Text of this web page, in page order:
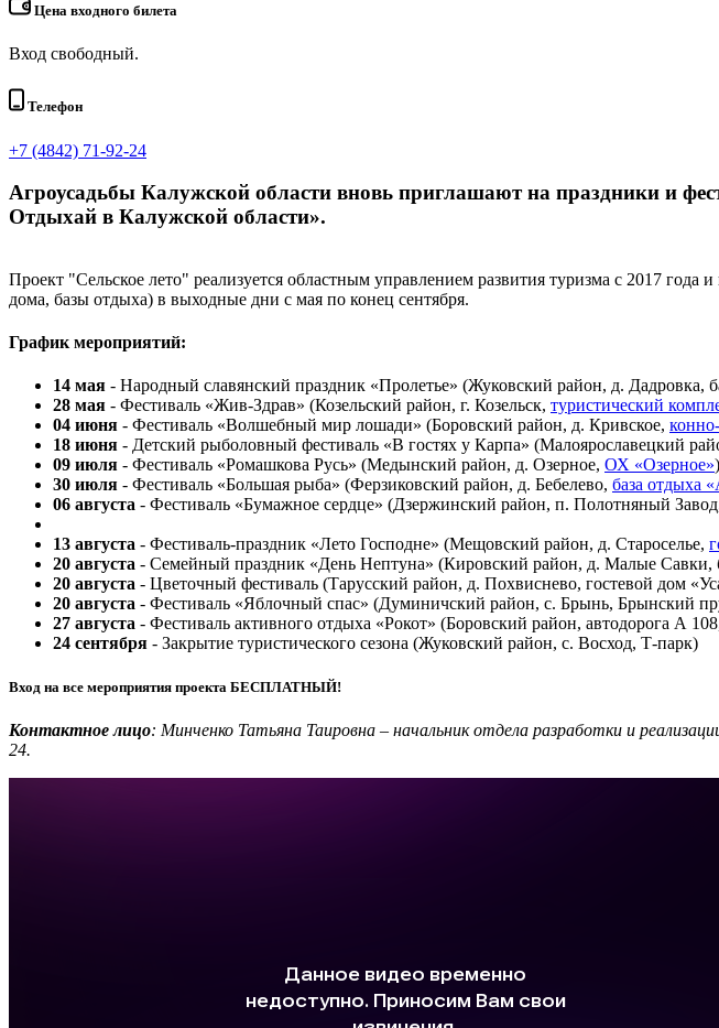
Цена входного билета
Вход свободный.
Телефон
+7 (4842) 71-92-24
Агроусадьбы Калужской области вновь приглашают на праздники и
Отдыхай в Калужской области».
Проект "Сельское лето" реализуется областным управлением развития туризма с 2017 года
дома, базы отдыха) в выходные дни с мая по конец сентября.
График мероприятий:
14 мая - Народный славянский праздник «Пролетье» (Жуковский район, д. Дадровка,
28 мая - Фестиваль «Жив-Здрав» (Козельский район, г. Козельск, туристический
04 июня - Фестиваль «Волшебный мир лошади» (Боровский район, д. Кривское,
18 июня - Детский рыболовный фестиваль «В гостях у Карпа» (Малоярославецкий
09 июля - Фестиваль «Ромашкова Русь» (Медынский район, д. Озерное, ОХ «Озерное»)
30 июля - Фестиваль «Большая рыба» (Ферзиковский район, д. Бебелево, база отдыха
06 августа - Фестиваль «Бумажное сердце» (Дзержинский район, п. Полотняный
13 августа - Фестиваль-праздник «Лето Господне» (Мещовский район, д. Староселье,
20 августа - Семейный праздник «День Нептуна» (Кировский район, д. Малые Савки,
20 августа - Цветочный фестиваль (Тарусский район, д. Похвиснево, гостевой дом
20 августа - Фестиваль «Яблочный спас» (Думиничский район, с. Брынь, Брынский
27 августа - Фестиваль активного отдыха «Рокот» (Боровский район, автодорога А
24 сентября - Закрытие туристического сезона (Жуковский район, с. Восход, Т-парк)
Вход на все мероприятия проекта БЕСПЛАТНЫЙ!
Контактное лицо: Минченко Татьяна Таировна – начальник отдела разработки и
24.